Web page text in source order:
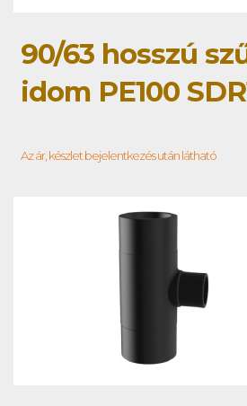
90/63 hosszú
idom PE100
Az ár, készlet bejelentkezés után látható